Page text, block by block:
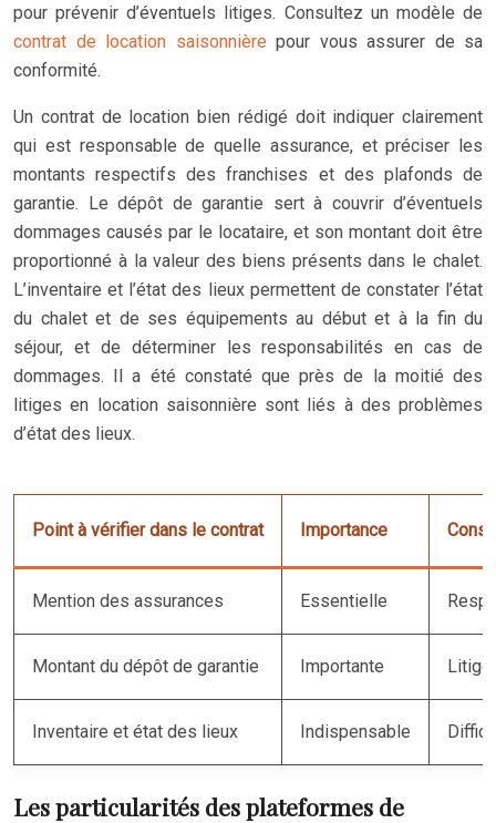
pour prévenir d’éventuels litiges. Consultez un modèle de
contrat de location saisonnière pour vous assurer de sa
conformité.
Un contrat de location bien rédigé doit indiquer clairement
qui est responsable de quelle assurance, et préciser les
montants respectifs des franchises et des plafonds de
garantie. Le dépôt de garantie sert à couvrir d’éventuels
dommages causés par le locataire, et son montant doit être
proportionné à la valeur des biens présents dans le chalet.
L’inventaire et l’état des lieux permettent de constater l’état
du chalet et de ses équipements au début et à la fin du
séjour, et de déterminer les responsabilités en cas de
dommages. Il a été constaté que près de la moitié des
litiges en location saisonnière sont liés à des problèmes
d’état des lieux.
Point à vérifier dans le contrat Importance
Mention des assurances Essentielle
Montant du dépôt de garantie Importante
Inventaire et état des lieux Indispensable
Les particularités des plateformes de